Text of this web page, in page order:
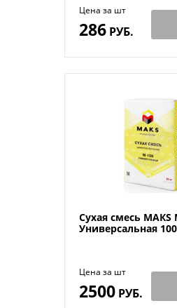
Цена за шт
286РУБ.
Сухая смесь МАКS
Универсальная
Цена за шт
2500РУБ.